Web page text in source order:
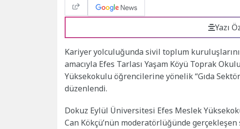
Yazı
Kariyer yolculuğunda sivil toplum
amacıyla Efes Tarlası Yaşam Köyü Toprak
Yüksekokulu öğrencilerine yönelik “Gıda
düzenlendi.
Dokuz Eylül Üniversitesi Efes Meslek
Can Kökçü’nün moderatörlüğünde